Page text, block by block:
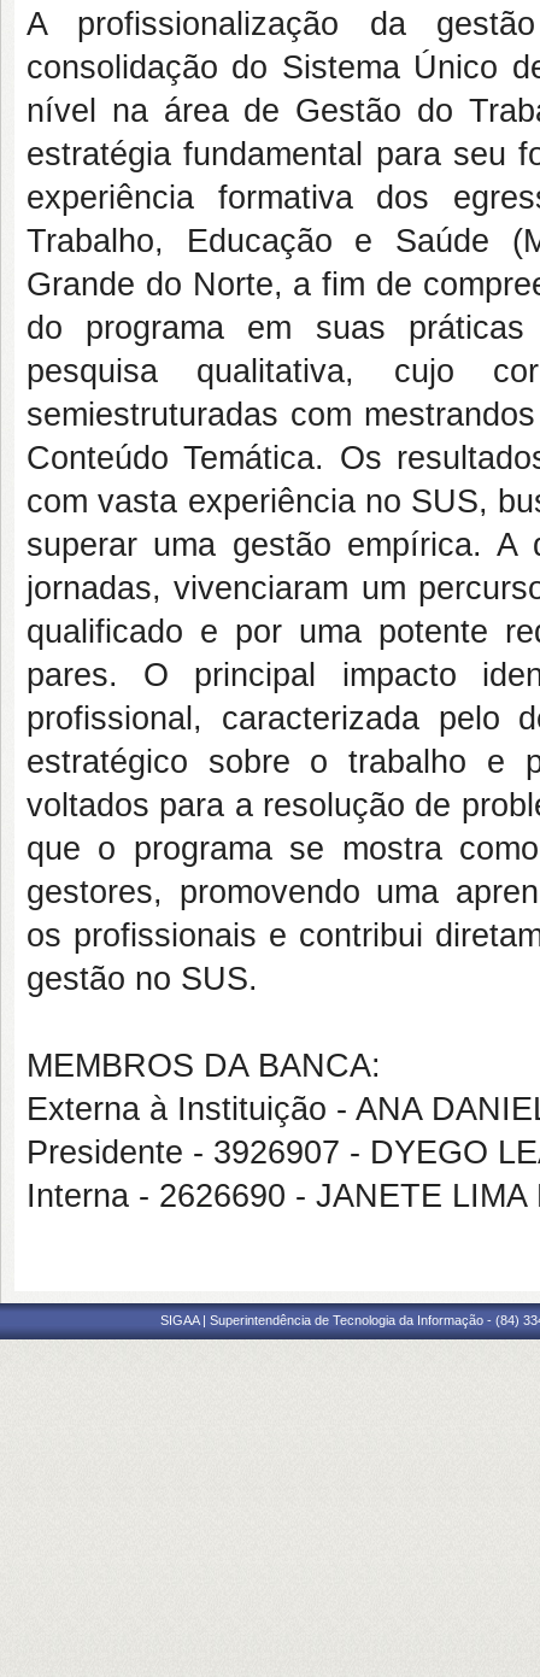
A profissionalização da
consolidação do Sistema Único
nível na área de Gestão do
estratégia fundamental para seu
experiência formativa dos
Trabalho, Educação e Saúde
Grande do Norte, a fim de
do programa em suas
pesquisa qualitativa, cujo
semiestruturadas com
Conteúdo Temática. Os
com vasta experiência no SUS,
superar uma gestão empírica. A
jornadas, vivenciaram um
qualificado e por uma potente
pares. O principal impacto
profissional, caracterizada pelo
estratégico sobre o trabalho e
voltados para a resolução de
que o programa se mostra
gestores, promovendo uma
os profissionais e contribui
gestão no SUS.
MEMBROS DA BANCA:
Externa à Instituição - ANA
Presidente - 3926907 - DYEGO
Interna - 2626690 - JANETE LIMA
SIGAA | Superintendência de Tecnologia da Informação - (84)